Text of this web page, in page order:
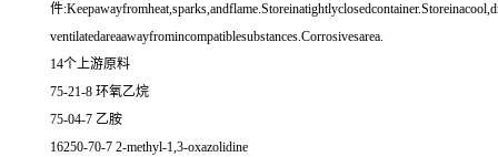
件
ventilatedareaawayfromincompatiblesubstances.Corrosivesarea.
14个上游原料
75-21-8 环氧乙烷
75-04-7 乙胺
16250-70-7 2-methyl-1,3-oxazolidine